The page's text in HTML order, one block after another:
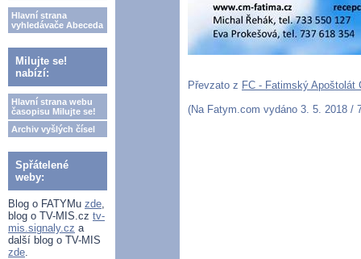
Hlavní strana
vyhledávače Abeceda
Milujte se!
nabízí:
Hlavní strana webu
časopisu Milujte se!
Archiv vyšlých čísel
Spřátelené
weby:
Blog o FATYMu zde,
blog o TV-MIS.cz tv-
mis.signaly.cz a
další blog o TV-MIS
zde.
Převzato z FC - Fatimský Apoštolát
(Na Fatym.com vydáno 3. 5. 2018 /